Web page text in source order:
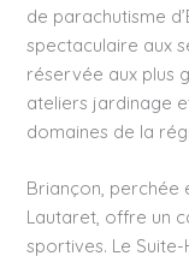
de parachutisme
spectaculaire aux
réservée aux plus
ateliers jardinage
domaines de la
Briançon, perchée
Lautaret, offre un
sportives. Le